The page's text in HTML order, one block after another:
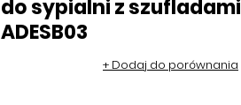
do sypialni z
ADESB03
+ Dodaj do porównania